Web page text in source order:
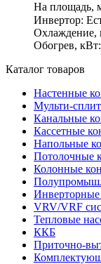
На площадь,
Инвертор:
Охлаждение,
Обогрев, кВт:
Каталог товаров
Настенные
Мульти-
Канальные
Кассетные
Напольные
Потолочные
Колонные
VRV/VRF
Тепловые
ККБ
Приточно-